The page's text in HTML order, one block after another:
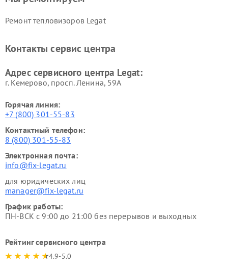
Ремонт тепловизоров Legat
Контакты сервис центра
Адрес сервисного центра Legat:
г. Кемерово, просп. Ленина, 59А
Горячая линия:
+7 (800) 301-55-83
Контактный телефон:
8 (800) 301-55-83
Электронная почта:
info@fix-legat.ru
для юридических лиц
manager@fix-legat.ru
График работы:
ПН-ВСК с 9:00 до 21:00 без перерывов и выходных
Рейтинг сервисного центра
4.9-5.0